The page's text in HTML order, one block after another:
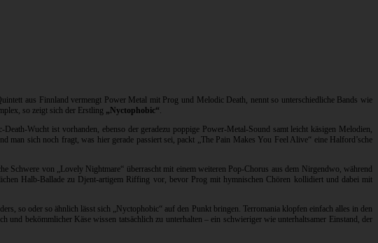
aus Finnland vermengt Power Metal mit Prog und Melodic Death, nennt so unterschiedliche Bands wie
so zeigt sich der Erstling „Nyctophobic“.
Wucht ist vorhanden, ebenso der geradezu poppige Power-Metal-Sound samt leicht käsigen Melodien,
sich noch fragt, was hier gerade passiert sei, packt „The Pain Makes You Feel Alive“ eine Halford’sche
Schwere von „Lovely Nightmare“ überrascht mit einem weiteren Pop-Chorus aus dem Nirgendwo, während
Halb-Ballade zu Djent-artigem Riffing vor, bevor Prog mit hymnischen Chören kollidiert und dabei mit
so oder so ähnlich lässt sich „Nyctophobic“ auf den Punkt bringen. Terromania klopfen einfach alles in den
bekömmlicher Käse wissen tatsächlich zu unterhalten – ein schwieriger wie unterhaltsamer Einstand, der